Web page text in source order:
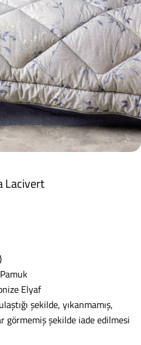
Lacivert
Elyaf
şekilde, yıkanmamış,
görmemiş şekilde iade edilmesi
Soru Sor